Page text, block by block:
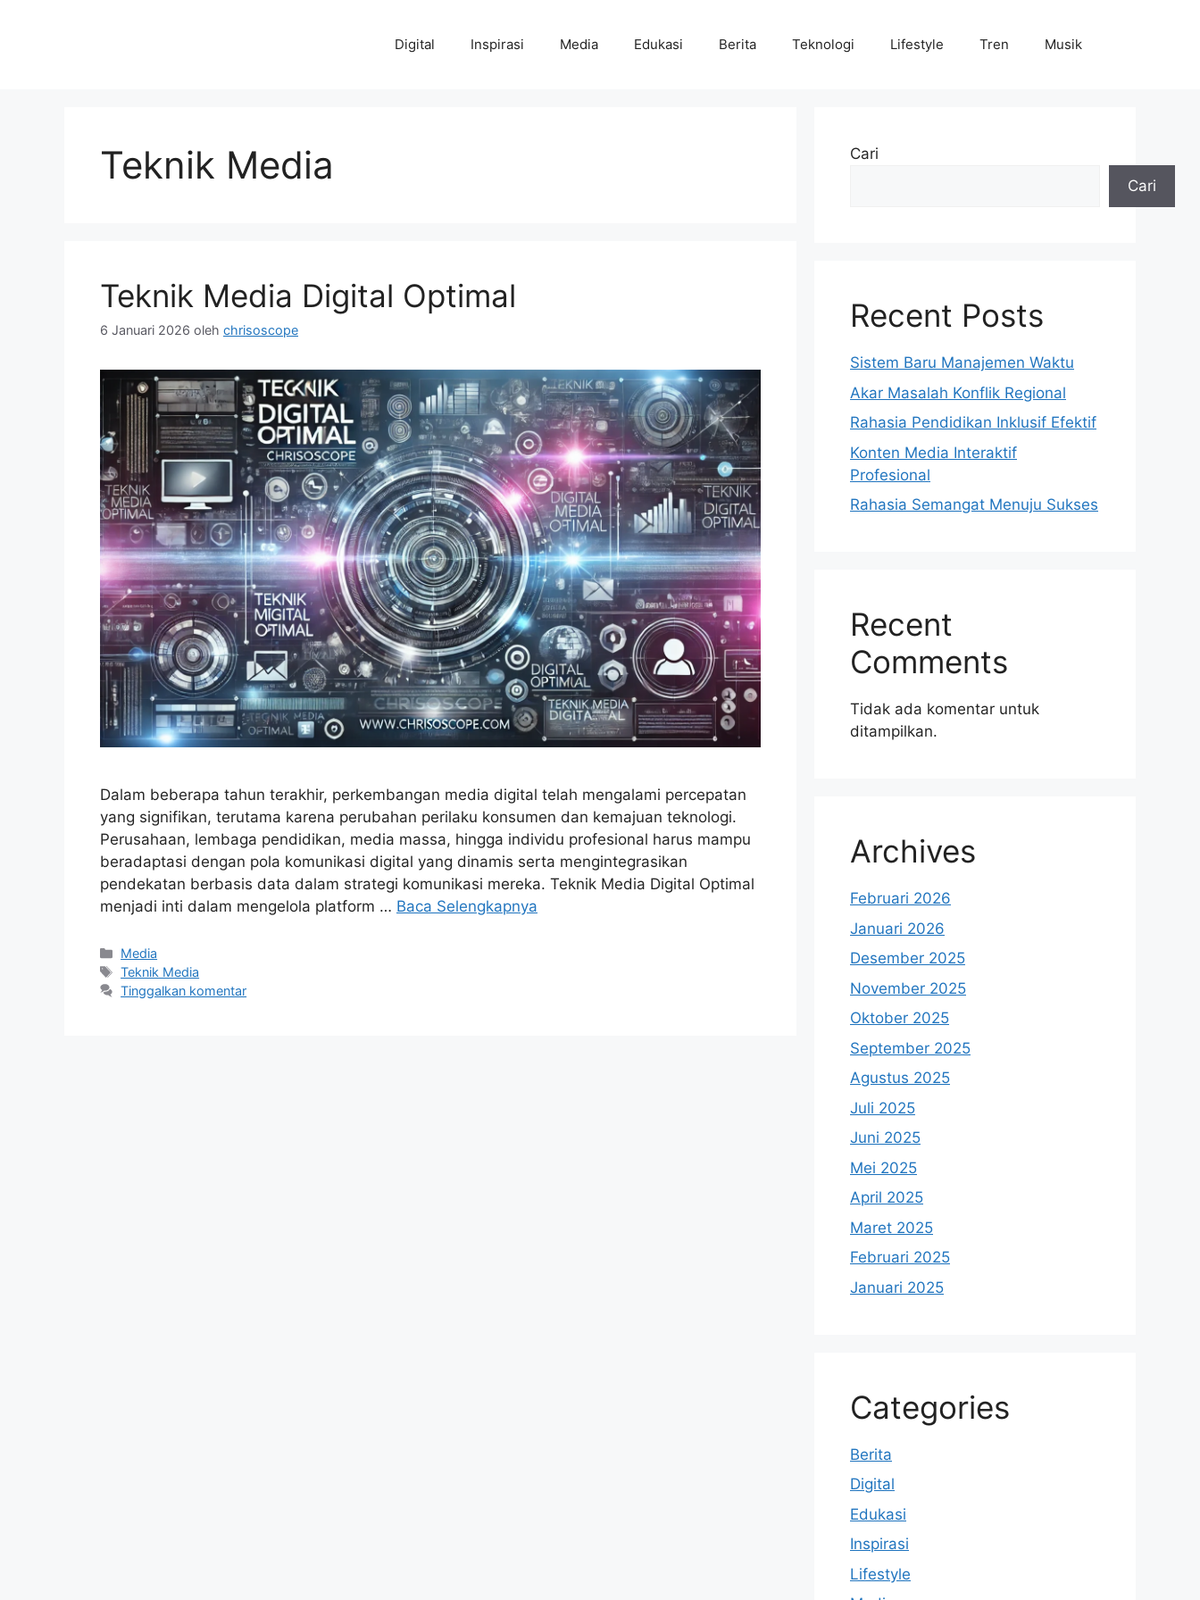
Digital Inspirasi Media Edukasi Berita Teknologi Lifestyle Tren Musik
Teknik Media
Teknik Media Digital Optimal
6 Januari 2026 oleh chrisoscope
Dalam beberapa tahun terakhir, perkembangan media digital telah mengalami percepatan
yang signifikan, terutama karena perubahan perilaku konsumen dan kemajuan teknologi.
Perusahaan, lembaga pendidikan, media massa, hingga individu profesional harus mampu
beradaptasi dengan pola komunikasi digital yang dinamis serta mengintegrasikan
pendekatan berbasis data dalam strategi komunikasi mereka. Teknik Media Digital Optimal
menjadi inti dalam mengelola platform … Baca Selengkapnya
Kategori
Media
Tag
Teknik Media
Tinggalkan komentar
Cari
Cari
Recent Posts
Sistem Baru Manajemen Waktu
Akar Masalah Konflik Regional
Rahasia Pendidikan Inklusif Efektif
Konten Media Interaktif
Profesional
Rahasia Semangat Menuju Sukses
Recent
Comments
Tidak ada komentar untuk
ditampilkan.
Archives
Februari 2026
Januari 2026
Desember 2025
November 2025
Oktober 2025
September 2025
Agustus 2025
Juli 2025
Juni 2025
Mei 2025
April 2025
Maret 2025
Februari 2025
Januari 2025
Categories
Berita
Digital
Edukasi
Inspirasi
Lifestyle